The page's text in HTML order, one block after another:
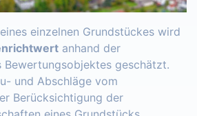
eines einzelnen Grundstückes wird
anhand der
Bewertungsobjektes geschätzt.
und Abschläge vom
Berücksichtigung der